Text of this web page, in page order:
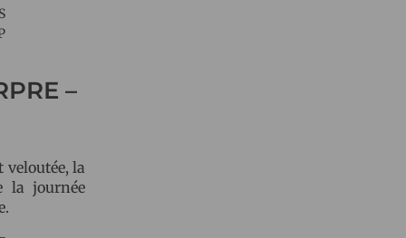
–
veloutée, la
la journée